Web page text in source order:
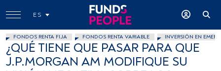
ES
FONDOS RENTA FIJA FONDOS RENTA VARIABLE INVERSIÓN EN
¿QUÉ TIENE QUE PASAR PARA QUE
J.P.MORGAN AM MODIFIQUE SU